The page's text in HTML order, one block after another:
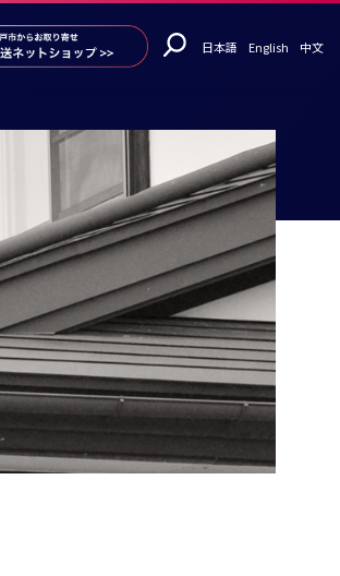
日本語 English 中文